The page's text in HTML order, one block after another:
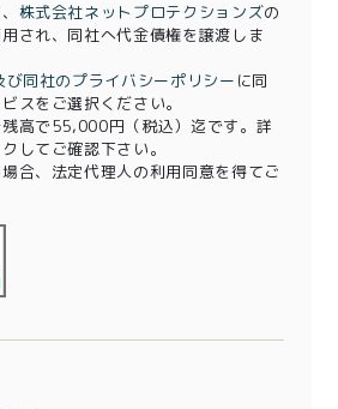
株式会社ネットプロテクションズの
され、同社へ代金債権を譲渡しま
び同社のプライバシーポリシー に同
スをご選択ください。
高で55,000円（税込）迄です。詳
してご確認下さい。
合、法定代理人の利用同意を得てご